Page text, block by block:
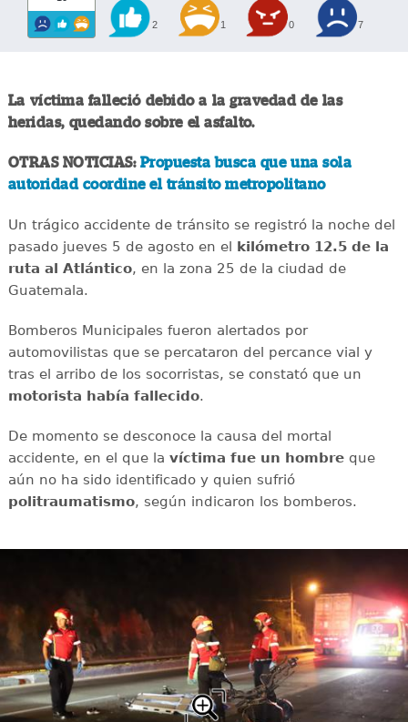
2 1 0 7
La víctima falleció debido a la gravedad de las
heridas, quedando sobre el asfalto.
OTRAS NOTICIAS: Propuesta busca que una sola
autoridad coordine el tránsito metropolitano
Un trágico accidente de tránsito se registró la noche del
pasado jueves 5 de agosto en el kilómetro 12.5 de la
ruta al Atlántico, en la zona 25 de la ciudad de
Guatemala.
Bomberos Municipales fueron alertados por
automovilistas que se percataron del percance vial y
tras el arribo de los socorristas, se constató que un
motorista había fallecido.
De momento se desconoce la causa del mortal
accidente, en el que la víctima fue un hombreque
aún no ha sido identificado y quien sufrió
politraumatismo, según indicaron los bomberos.